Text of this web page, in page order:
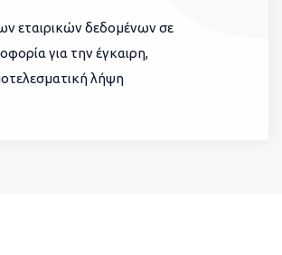
εταιρικών δεδομένων σε
για την έγκαιρη,
λήψη